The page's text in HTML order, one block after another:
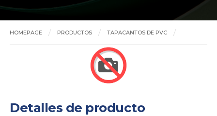
HOMEPAGE PRODUCTOS TAPACANTOS DE PVC
Wln. Tamana Oak Pvc Franja de borde.
Detalles de producto